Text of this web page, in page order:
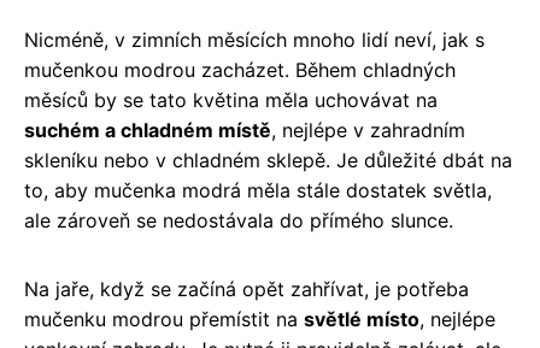
Nicméně, v zimních měsících mnoho lidí neví, jak s
mučenkou modrou zacházet. Během chladných
měsíců by se tato květina měla uchovávat na
suchém a chladném místě, nejlépe v zahradním
skleníku nebo v chladném sklepě. Je důležité dbát na
to, aby mučenka modrá měla stále dostatek světla,
ale zároveň se nedostávala do přímého slunce.
Na jaře, když se začíná opět zahřívat, je potřeba
mučenku modrou přemístit na světlé místo, nejlépe